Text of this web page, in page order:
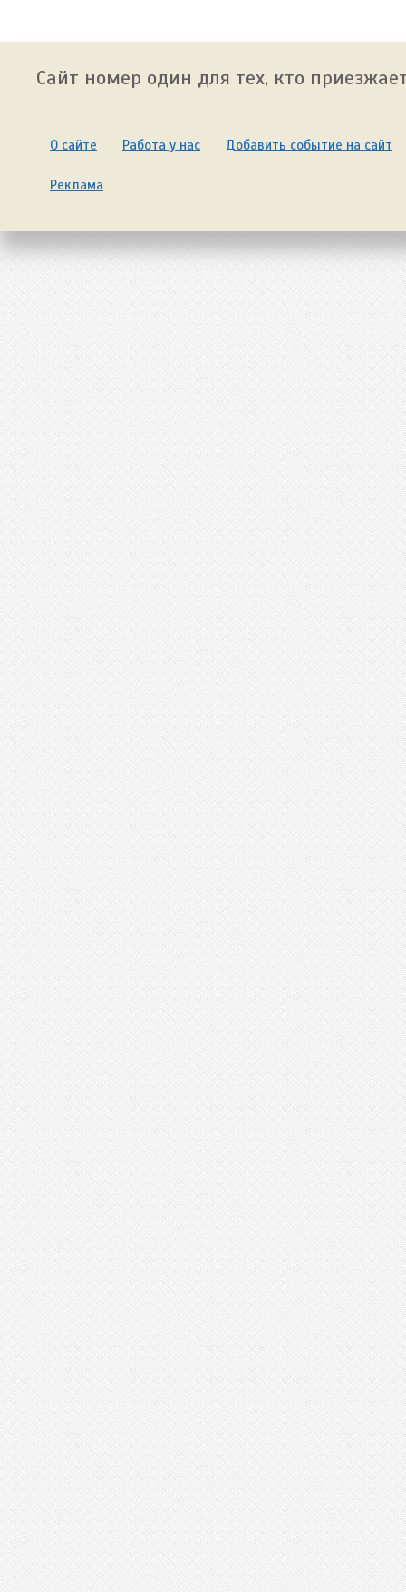
Сайт номер один для тех, кто
О сайте Работа у нас Добавить событие на сайт
Реклама